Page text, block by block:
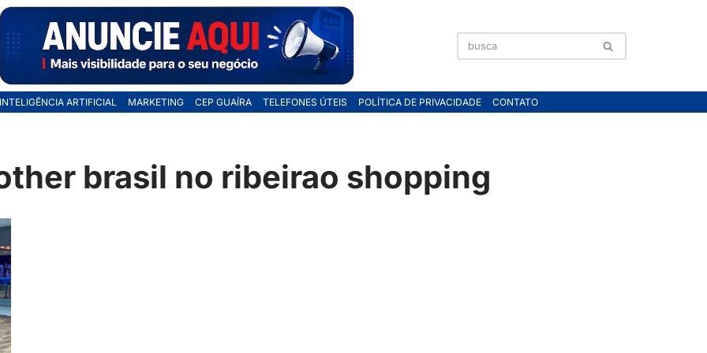
INTELIGÊNCIA ARTIFICIAL MARKETING CEP GUAÍRA TELEFONES ÚTEIS POLÍTICA DE PRIVACIDADE CONTATO
brasil no ribeirao shopping